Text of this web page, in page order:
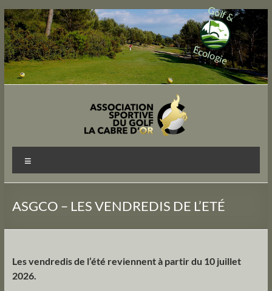
Golf &
Ecologie
Aller
au
contenu
ASGCO
Participons
ASGCO – LES VENDREDIS DE L’ETÉ
Les vendredis de l’été reviennent à partir du 10 juillet
2026.